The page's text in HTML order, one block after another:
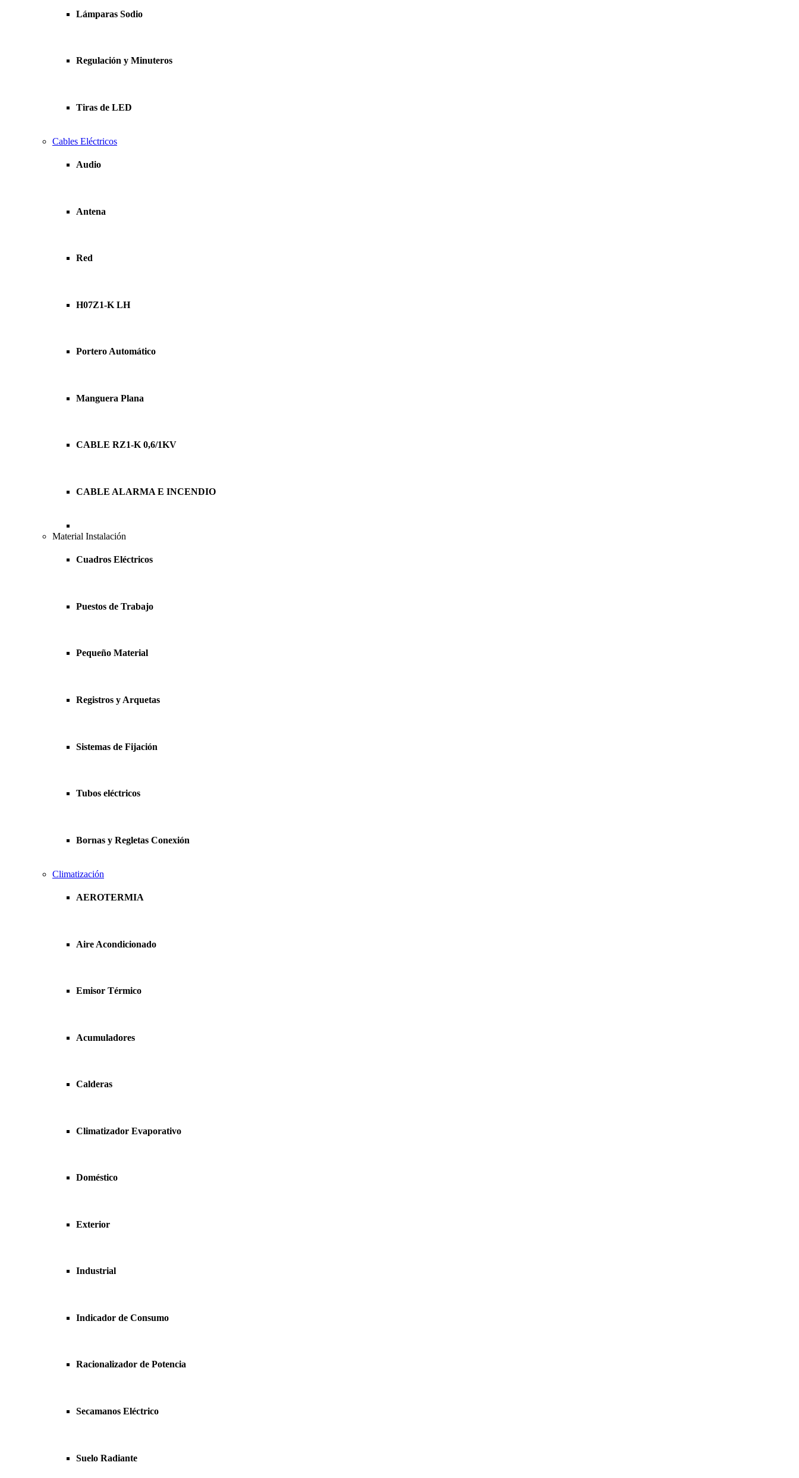
Lámparas Sodio
Regulación y Minuteros
Tiras de LED
Cables Eléctricos
Audio
Antena
Red
H07Z1-K LH
Portero Automático
Manguera Plana
CABLE RZ1-K 0,6/1KV
CABLE ALARMA E INCENDIO
Material Instalación
Cuadros Eléctricos
Puestos de Trabajo
Pequeño Material
Registros y Arquetas
Sistemas de Fijación
Tubos eléctricos
Bornas y Regletas Conexión
Climatización
AEROTERMIA
Aire Acondicionado
Emisor Térmico
Acumuladores
Calderas
Climatizador Evaporativo
Doméstico
Exterior
Industrial
Indicador de Consumo
Racionalizador de Potencia
Secamanos Eléctrico
Suelo Radiante